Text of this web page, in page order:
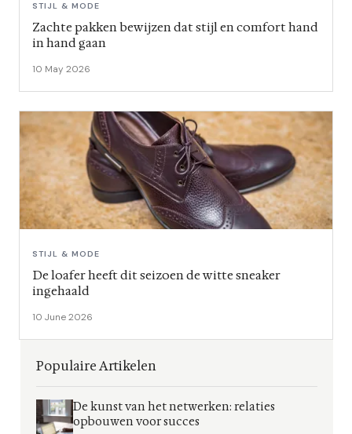
STIJL & MODE
Zachte pakken bewijzen dat stijl en comfort hand
in hand gaan
10 May 2026
STIJL & MODE
De loafer heeft dit seizoen de witte sneaker
ingehaald
10 June 2026
Populaire Artikelen
De kunst van het netwerken: relaties
opbouwen voor succes